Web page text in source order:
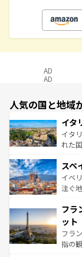
AD
AD
人気の国と地域
イタ
イタ
れた国
ろん
景な
ピザ
ませ
なお
しい。
スペ
イベ
注ぐ
文化
れる
る。
アー
フラ
ット
フラ
指の